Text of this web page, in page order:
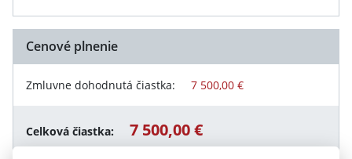
Cenové plnenie
Zmluvne dohodnutá čiastka: 7 500,00 €
Celková čiastka: 7 500,00 €